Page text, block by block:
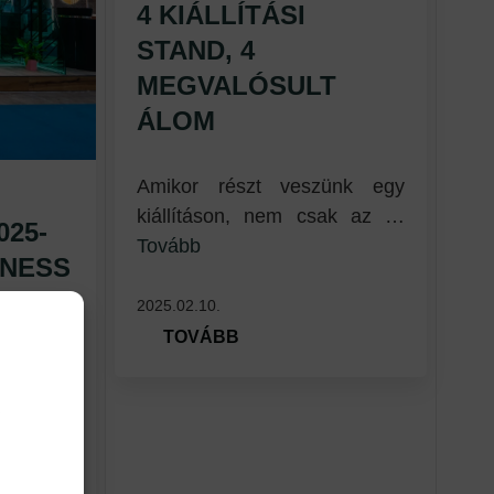
4 KIÁLLÍTÁSI
STAND, 4
MEGVALÓSULT
ÁLOM
Amikor részt veszünk egy
kiállításon, nem csak az …
Tovább
2025.02.10.
TOVÁBB